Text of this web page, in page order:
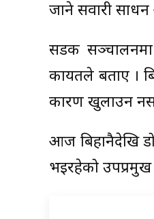
जाने सवारी
सडक सञ्चालनमा
कायतले बताए ।
कारण खुलाउन
आज बिहानैदेखि
भइरहेको उपप्रमुख